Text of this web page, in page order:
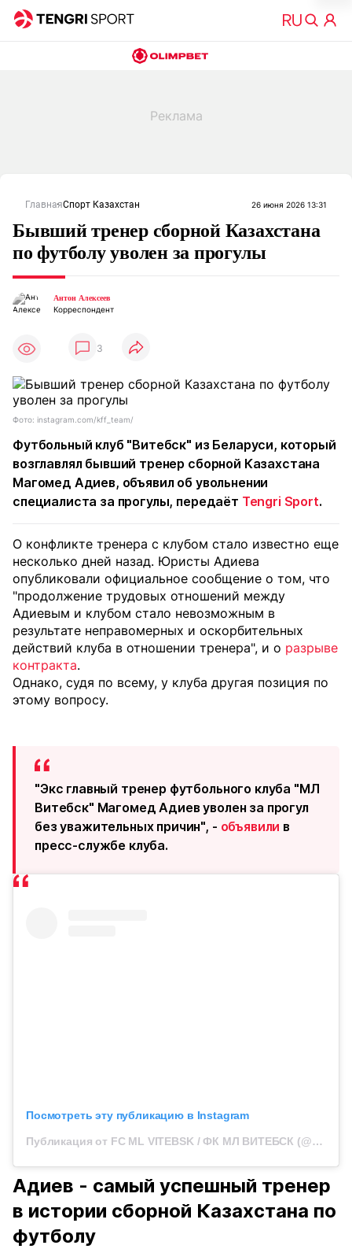
ГлавнаяСпорт Казахстан 26 июня 2026 13:31
Бывший тренер сборной Казахстана
по футболу уволен за прогулы
Антон Алексеев
Корреспондент
3
Фото: instagram.com/kff_team/
Футбольный клуб "Витебск" из Беларуси, который
возглавлял бывший тренер сборной Казахстана
Магомед Адиев, объявил об увольнении
специалиста за прогулы, передаёт Tengri Sport.
О конфликте тренера с клубом стало известно еще
несколько дней назад. Юристы Адиева
опубликовали официальное сообщение о том, что
"продолжение трудовых отношений между
Адиевым и клубом стало невозможным в
результате неправомерных и оскорбительных
действий клуба в отношении тренера", и о разрыве
контракта.
Однако, судя по всему, у клуба другая позиция по
этому вопросу.
"Экс главный тренер футбольного клуба "МЛ
Витебск" Магомед Адиев уволен за прогул
без уважительных причин", - объявили в
пресс-службе клуба.
Посмотреть эту публикацию в Instagram
Публикация от FC ML VITEBSK / ФК МЛ ВИТЕБСК (@fcmaxline_vtb)
Адиев - самый успешный тренер
в истории сборной Казахстана по
футболу